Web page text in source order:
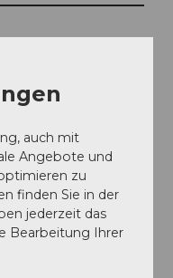
auch mit
Angebote und
zu
finden Sie in der
jederzeit das
Bearbeitung Ihrer